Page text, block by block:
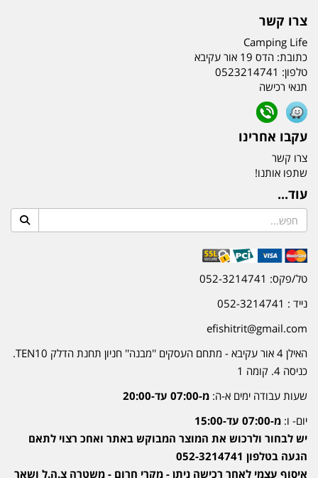
צרו קשר
Camping Life
כתובת: הדס 19 אור עקיבא
טלפון: 0523214741
תנאי רכישה
עקבו אחרינו
צרו קשר
שתפו אותנו!
עוד...
טל/פקס: 052-3214741
נייד : 052-3214741
efishitrit@gmail.com
האילן 4 אור עקיבא - מתחם העסקים ''מבנה'' חניון תחנת הדלק TEN10.
כניסה 4. קומה 1
שעות עבודה ימים א-ה: מ-07:00 עד-20:00
יום- ו: מ-07:00 עד-15:00
יש לבחור ולרכוש את המוצר המבוקש באתר ואחכ רצוי לתאם
הגעה בטלפון 052-3214741
איסוף עצמי לאחר רכישה ניתן - מקרי חרום - משטרה צ.ה.ל ושאר